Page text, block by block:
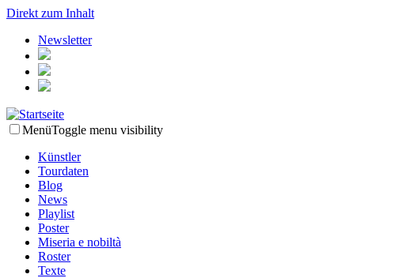
Direkt zum Inhalt
Newsletter
MenüToggle menu visibility
Künstler
Tourdaten
Blog
News
Playlist
Poster
Miseria e nobiltà
Roster
Texte